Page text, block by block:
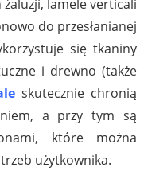
lamele verticali
do przesłanianej
się tkaniny
i drewno (także
skutecznie chronią
a przy tym są
które można
użytkownika.